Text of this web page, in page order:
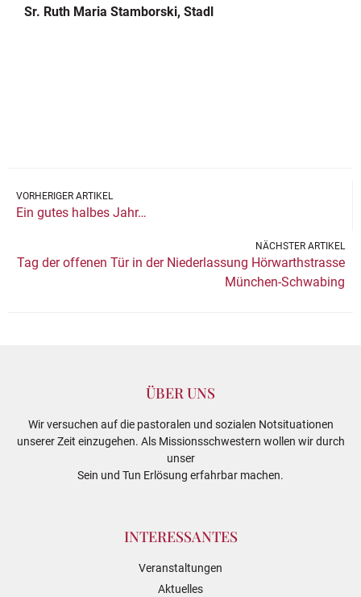
Sr. Ruth Maria Stamborski, Stadl
VORHERIGER ARTIKEL
Ein gutes halbes Jahr…
NÄCHSTER ARTIKEL
Tag der offenen Tür in der Niederlassung Hörwarthstrasse
München-Schwabing
ÜBER UNS
Wir versuchen auf die pastoralen und sozialen Notsituationen
unserer Zeit einzugehen. Als Missionsschwestern wollen wir durch
unser
Sein und Tun Erlösung erfahrbar machen.
INTERESSANTES
Veranstaltungen
Aktuelles